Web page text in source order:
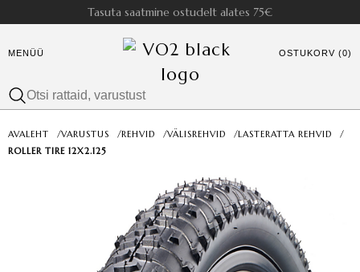
Tasuta saatmine ostudelt alates 75€
MENÜÜ OSTUKORV (0)
AVALEHT /VARUSTUS /REHVID /VÄLISREHVID /LASTERATTA REHVID
/
ROLLER TIRE 12X2.125